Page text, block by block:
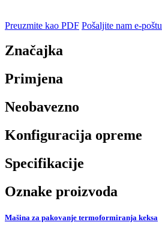
Preuzmite kao PDF Pošaljite nam e-poštu
Značajka
Primjena
Neobavezno
Konfiguracija opreme
Specifikacije
Oznake proizvoda
Mašina za pakovanje termoformiranja keksa